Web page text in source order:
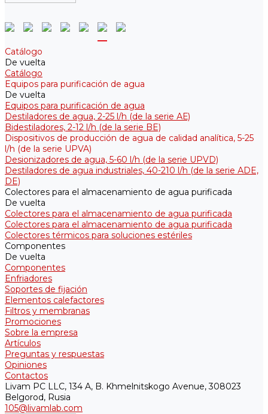
Catálogo
De vuelta
Catálogo
Equipos para purificación de agua
De vuelta
Equipos para purificación de agua
Destiladores de agua, 2-25 l/h (de la serie АЕ)
Bidestiladores, 2-12 l/h (de la serie BE)
Dispositivos de producción de agua de calidad analítica, 5-25
l/h (de la serie UPVA)
Desionizadores de agua, 5-60 l/h (de la serie UPVD)
Destiladores de agua industriales, 40-210 l/h (de la serie АDE,
DE)
Colectores para el almacenamiento de agua purificada
De vuelta
Colectores para el almacenamiento de agua purificada
Colectores para el almacenamiento de agua purificada
Colectores térmicos para soluciones estériles
Componentes
De vuelta
Componentes
Enfriadores
Soportes de fijación
Elementos calefactores
Filtros y membranas
Promociones
Sobre la empresa
Artículos
Preguntas y respuestas
Opiniones
Contactos
Livam PC LLC, 134 A, B. Khmelnitskogo Avenue, 308023
Belgorod, Rusia
105@livamlab.com